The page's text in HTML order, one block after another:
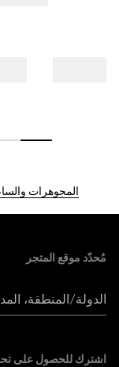
المجوهرات
مُحدّد موقع المتجر
الدولة/المنطقة،
اشترك للحصول على